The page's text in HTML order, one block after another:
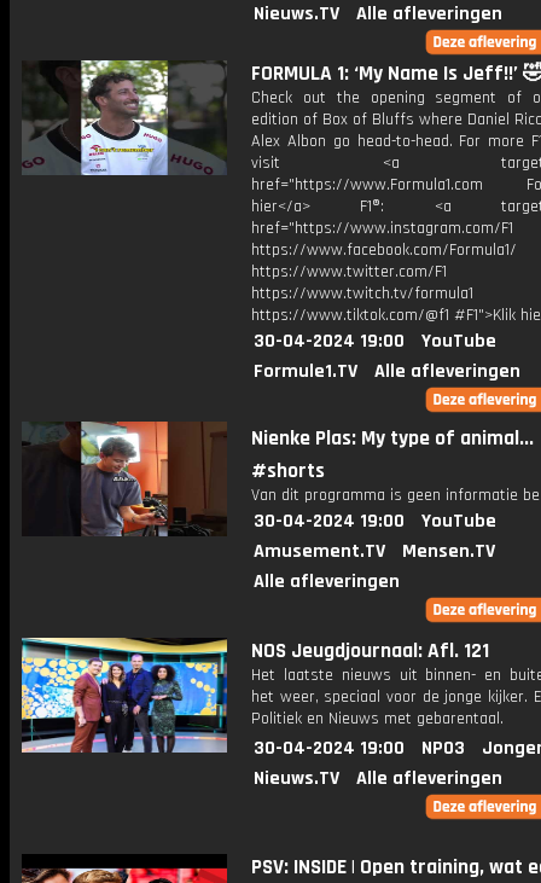
Nieuws.TV
Alle afleveringen
FORMULA 1: ‘My Name Is Jeff!!’
Check out the opening segment of
edition of Box of Bluffs where Daniel
Alex Albon go head-to-head. For more
visit <a
href="https://www.Formula1.com
hier</a> F1®: <a
href="https://www.instagram.com/F1
https://www.facebook.com/Formula1/
https://www.twitter.com/F1
https://www.twitch.tv/formula1
https://www.tiktok.com/@f1 #F1">Klik
30-04-2024 19:00
YouTube
Formule1.TV
Alle afleveringen
Nienke Plas: My type of animal...
#shorts
Van dit programma is geen informatie
30-04-2024 19:00
YouTube
Amusement.TV
Mensen.TV
Alle afleveringen
NOS Jeugdjournaal: Afl. 121
Het laatste nieuws uit binnen- en
het weer, speciaal voor de jonge kijker.
Politiek en Nieuws met gebarentaal.
30-04-2024 19:00 NPO3
Nieuws.TV
Alle afleveringen
PSV: INSIDE | Open training, wat